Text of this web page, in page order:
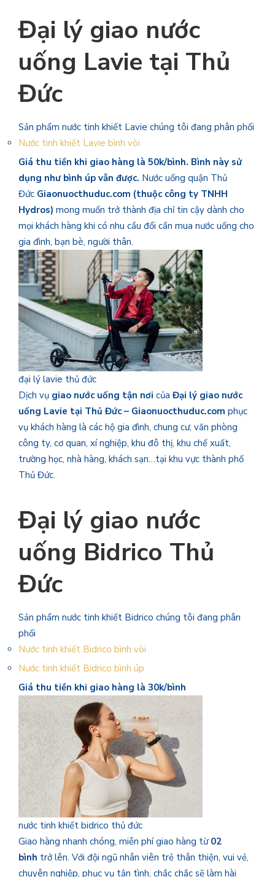
Đại lý giao nước
uống Lavie tại Thủ
Đức
Sản phẩm nước tinh khiết Lavie chúng tôi đang phân phối
Nước tinh khiết Lavie bình vòi
Giá thu tiền khi giao hàng là 50k/bình. Bình này sử
dụng như bình úp vẫn được. Nước uống quận Thủ
Đức Giaonuocthuduc.com (thuộc công ty TNHH
Hydros) mong muốn trở thành địa chỉ tin cậy dành cho
mọi khách hàng khi có nhu cầu đổi cần mua nước uống cho
gia đình, bạn bè, người thân.
đại lý lavie thủ đức
Dịch vụ giao nước uống tận nơi củaĐại lý giao nước
uống Lavie tại Thủ Đức – Giaonuocthuduc.com phục
vụ khách hàng là các hộ gia đình, chung cư, văn phòng
công ty, cơ quan, xí nghiệp, khu đô thị, khu chế xuất,
trường học, nhà hàng, khách sạn…tại khu vực thành phố
Thủ Đức.
Đại lý giao nước
uống Bidrico Thủ
Đức
Sản phẩm nước tinh khiết Bidrico chúng tôi đang phân
phối
Nước tinh khiết Bidrico bình vòi
Nước tinh khiết Bidrico bình úp
Giá thu tiền khi giao hàng là 30k/bình
nước tinh khiết bidrico thủ đức
Giao hàng nhanh chóng, miễn phí giao hàng từ 02
bình trở lên. Với đội ngũ nhân viên trẻ thân thiện, vui vẻ,
chuyên nghiệp, phục vụ tận tình, chắc chắc sẽ làm hài